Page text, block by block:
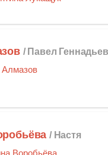
/ Павел
/ Настя